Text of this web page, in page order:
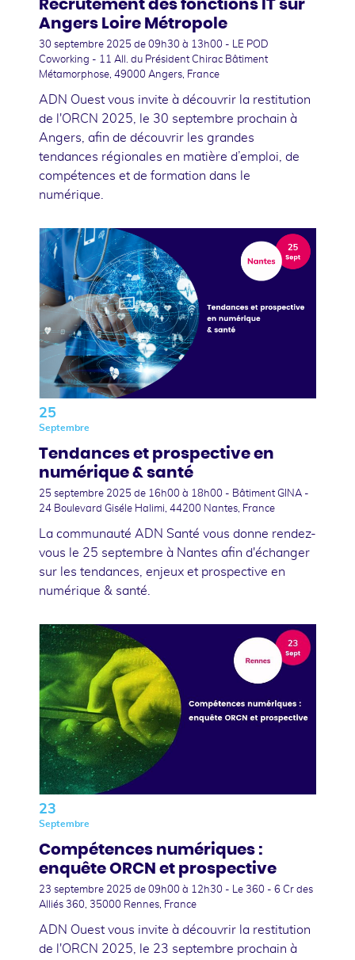
Recrutement des fonctions IT sur
Angers Loire Métropole
30 septembre 2025 de 09h30 à 13h00 - LE POD
Coworking - 11 All. du Président Chirac Bâtiment
Métamorphose, 49000 Angers, France
ADN Ouest vous invite à découvrir la restitution
de l'ORCN 2025, le 30 septembre prochain à
Angers, afin de découvrir les grandes
tendances régionales en matière d’emploi, de
compétences et de formation dans le
numérique.
25
Septembre
Tendances et prospective en
numérique & santé
25 septembre 2025 de 16h00 à 18h00 - Bâtiment GINA -
24 Boulevard Giséle Halimi, 44200 Nantes, France
La communauté ADN Santé vous donne rendez-
vous le 25 septembre à Nantes afin d'échanger
sur les tendances, enjeux et prospective en
numérique & santé.
23
Septembre
Compétences numériques :
enquête ORCN et prospective
23 septembre 2025 de 09h00 à 12h30 - Le 360 - 6 Cr des
Alliés 360, 35000 Rennes, France
ADN Ouest vous invite à découvrir la restitution
de l'ORCN 2025, le 23 septembre prochain à